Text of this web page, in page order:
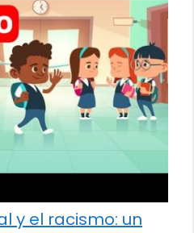
y el racismo: un